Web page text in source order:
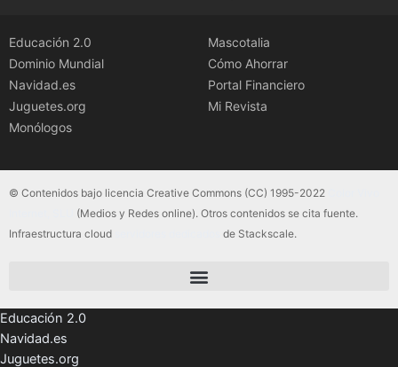
Educación 2.0
Dominio Mundial
Navidad.es
Juguetes.org
Monólogos
Mascotalia
Cómo Ahorrar
Portal Financiero
Mi Revista
© Contenidos bajo licencia Creative Commons (CC) 1995-2022
(Medios y Redes online). Otros contenidos se cita fuente.
Infraestructura cloud
de Stackscale.
Educación 2.0
Navidad.es
Juguetes.org